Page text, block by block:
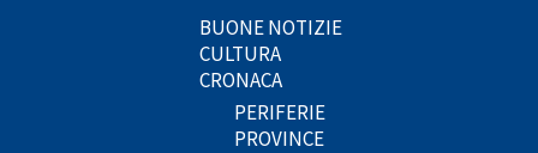
BUONE NOTIZIE
CULTURA
CRONACA
PERIFERIE
PROVINCE